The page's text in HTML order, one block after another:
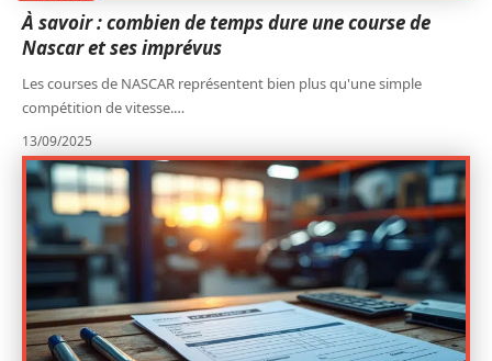
À savoir : combien de temps dure une course de
Nascar et ses imprévus
Les courses de NASCAR représentent bien plus qu'une simple
compétition de vitesse.…
13/09/2025